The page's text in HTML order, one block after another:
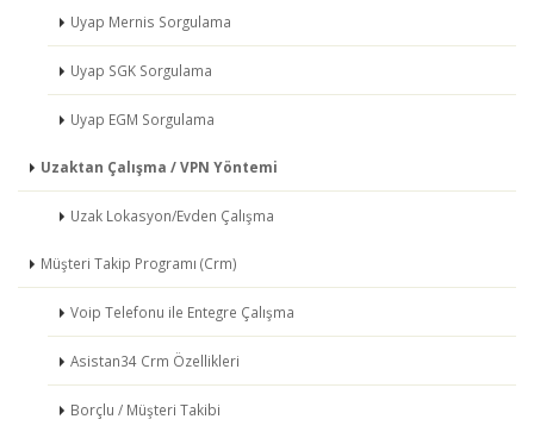
Uyap Mernis Sorgulama
Uyap SGK Sorgulama
Uyap EGM Sorgulama
Uzaktan Çalışma / VPN Yöntemi
Uzak Lokasyon/Evden Çalışma
Müşteri Takip Programı (Crm)
Voip Telefonu ile Entegre Çalışma
Asistan34 Crm Özellikleri
Borçlu / Müşteri Takibi